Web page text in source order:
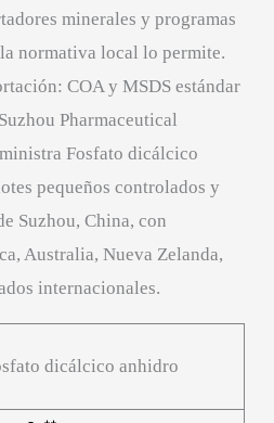
minerales y programas
normativa local lo permite.
COA y MSDS estándar
Pharmaceutical
Fosfato dicálcico
pequeños controlados y
Suzhou, China, con
Australia, Nueva Zelanda,
internacionales.
dicálcico anhidro